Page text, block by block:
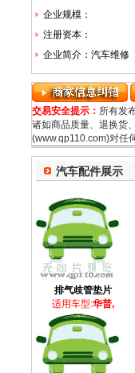
企业规模：
注册资本：
企业简介：汽车维修
交易安全提示： 所有发
诸如商品质量、退换货
(www.qp110.com)对任
汽车配件展示
排气歧管垫片
适用车型:华普,